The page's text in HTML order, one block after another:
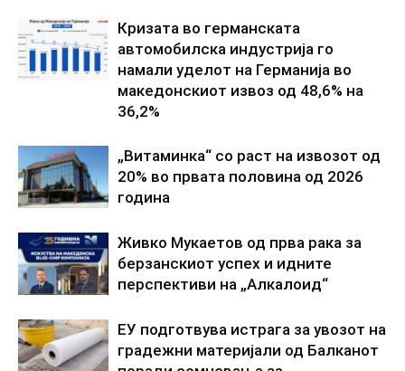
Кризата во германската
автомобилска индустрија го
намали уделот на Германија во
македонскиот извоз од 48,6% на
36,2%
„Витаминка“ со раст на извозот од
20% во првата половина од 2026
година
Живко Мукаетов од прва рака за
берзанскиот успех и идните
перспективи на „Алкалоид“
ЕУ подготвува истрага за увозот на
градежни материјали од Балканот